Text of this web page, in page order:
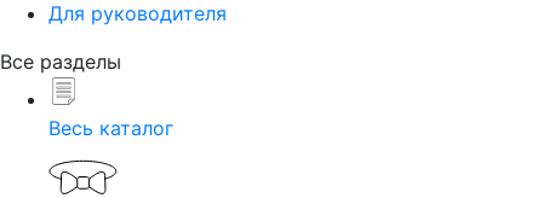
Для руководителя
Все разделы
Весь каталог